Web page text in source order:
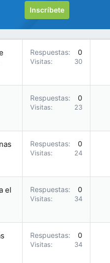
Inscríbete
Respuestas 0
Visitas 30
Respuestas 0
Visitas 23
Respuestas 0
Visitas 24
el
Respuestas 0
Visitas 34
Respuestas 0
Visitas 34